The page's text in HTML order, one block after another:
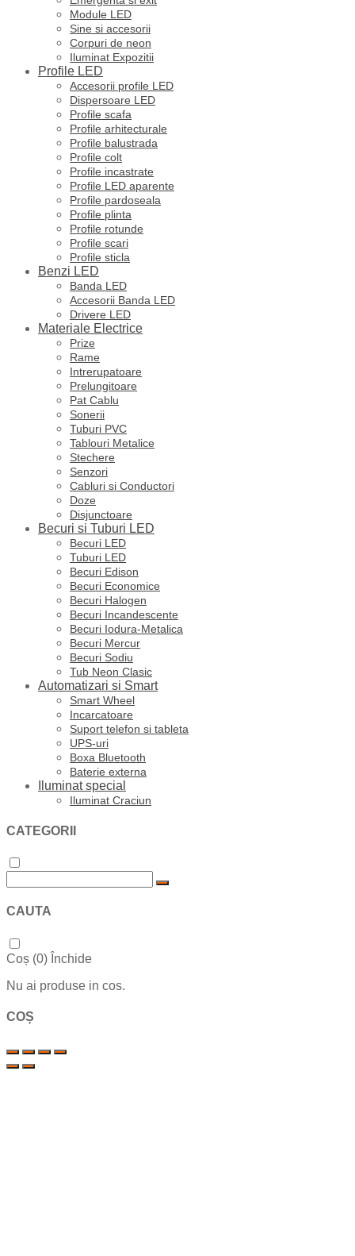
Module LED
Sine si accesorii
Corpuri de neon
Iluminat Expozitii
Profile LED
Accesorii profile LED
Dispersoare LED
Profile scafa
Profile arhitecturale
Profile balustrada
Profile colt
Profile incastrate
Profile LED aparente
Profile pardoseala
Profile plinta
Profile rotunde
Profile scari
Profile sticla
Benzi LED
Banda LED
Accesorii Banda LED
Drivere LED
Materiale Electrice
Prize
Rame
Intrerupatoare
Prelungitoare
Pat Cablu
Sonerii
Tuburi PVC
Tablouri Metalice
Stechere
Senzori
Cabluri si Conductori
Doze
Disjunctoare
Becuri si Tuburi LED
Becuri LED
Tuburi LED
Becuri Edison
Becuri Economice
Becuri Halogen
Becuri Incandescente
Becuri Iodura-Metalica
Becuri Mercur
Becuri Sodiu
Tub Neon Clasic
Automatizari si Smart
Smart Wheel
Incarcatoare
Suport telefon si tableta
UPS-uri
Boxa Bluetooth
Baterie externa
Iluminat special
Iluminat Craciun
CATEGORII
CAUTA
Coș (0) Închide
Nu ai produse in cos.
COȘ